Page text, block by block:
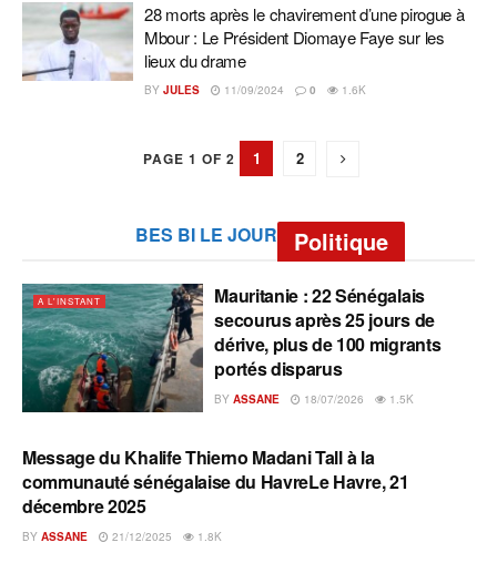
28 morts après le chavirement d’une pirogue à
Mbour : Le Président Diomaye Faye sur les
lieux du drame
BY JULES 11/09/2024 0 1.6K
PAGE 1 OF 2 1 2
BES BI LE JOUR Politique
A L'INSTANT
Mauritanie : 22 Sénégalais
secourus après 25 jours de
dérive, plus de 100 migrants
portés disparus
BY ASSANE 18/07/2026 1.5K
A L'INSTANT
Message du Khalife Thierno Madani Tall à la
communauté sénégalaise du HavreLe Havre, 21
décembre 2025
BY ASSANE 21/12/2025 1.8K